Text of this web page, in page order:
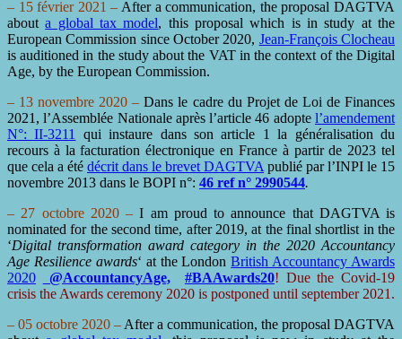
– 15 février 2021 – After a communication, the proposal DAGTVA
abouta global tax model, this proposal which is in study at the
European Commission since October 2020, Jean-François Clocheau
is auditioned in the study about the VAT in the context of the Digital
Age, by the European Commission.
– 13 novembre 2020 – Dans le cadre du Projet de Loi de Finances
2021, l’Assemblée Nationale après l’article 46 adopte l’amendement
N°: II-3211
qui instaure dans son article 1 la généralisation du
recours à la facturation électronique en France à partir de 2023 tel
que cela a été décrit dans le brevet DAGTVA publié par l’INPI le 15
novembre 2013 dans le BOPI n°: 46 ref n° 2990544.
– 27 octobre 2020 – I am proud to announce that DAGTVA is
nominated for the second time, after 2019, at the final shortlist in the
‘Digital transformation award category in the 2020 Accountancy
Age Resilience awards‘ at the LondonBritish Accountancy Awards
2020
@AccountancyAge, #BAAwards20! Due the Covid-19
crisis the Awards ceremony 2020 is postponed until september 2021.
– 05 octobre 2020 – After a communication, the proposal DAGTVA